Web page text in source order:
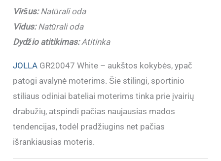
Viršus:Natūrali oda
Vidus:Natūrali oda
Dydžio atitikimas:Atitinka
JOLLA GR20047 White – aukštos kokybės, ypač
patogi avalynė moterims. Šie stilingi, sportinio
stiliaus odiniai bateliai moterims tinka prie įvairių
drabužių, atspindi pačias naujausias mados
tendencijas, todėl pradžiugins net pačias
išrankiausias moteris.